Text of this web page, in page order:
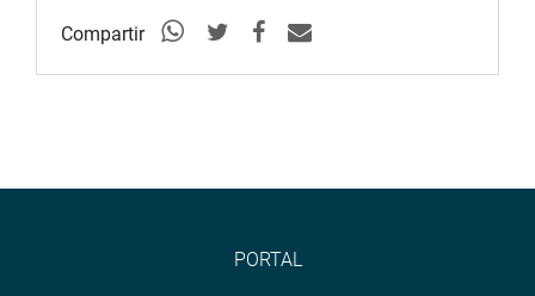
Compartir
PORTAL